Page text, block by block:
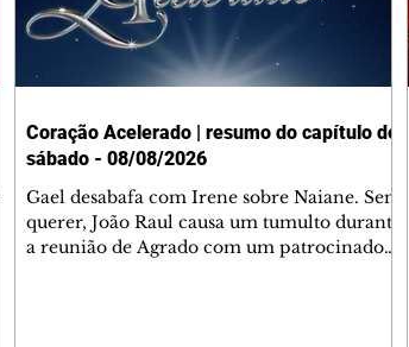
Coração Acelerado | resumo do capítulo de
sábado - 08/08/2026
Gael desabafa com Irene sobre Naiane. Sem
querer, João Raul causa um tumulto durante
a reunião de Agrado com um patrocinador.